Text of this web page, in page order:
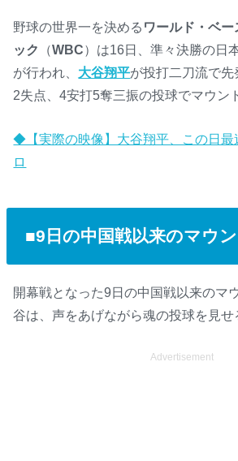
野球の世界一を決める ワールド・ベ
ック
（WBC）は16日、準々決勝の日
が行われ、 大谷翔平が投打二刀流で
2失点、4安打5奪三振の投球でマウン
◆【実際の映像】大谷翔平、この日最
ロ
■9日の中国戦以来のマウ
開幕戦となった9日の中国戦以来のマ
谷は、声をあげながら魂の投球を見せ
Advertisement